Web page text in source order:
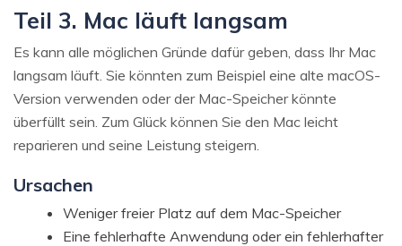
Teil 3. Mac läuft langsam
Es kann alle möglichen Gründe dafür geben, dass Ihr Mac
langsam läuft. Sie könnten zum Beispiel eine alte macOS-
Version verwenden oder der Mac-Speicher könnte
überfüllt sein. Zum Glück können Sie den Mac leicht
reparieren und seine Leistung steigern.
Ursachen
Weniger freier Platz auf dem Mac-Speicher
Eine fehlerhafte Anwendung oder ein fehlerhafter